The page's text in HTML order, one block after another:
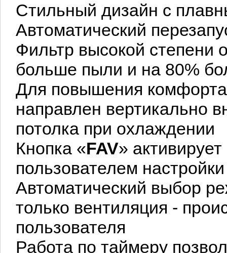
Стильный дизайн с
Автоматический
Фильтр высокой степени
больше пыли и на 80%
Для повышения
направлен вертикально
потолка при охлаждении
Кнопка «FAV»
пользователем настройки
Автоматический выбор
только вентиляция -
пользователя
Работа по таймеру